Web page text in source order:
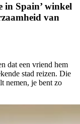
in Spain’ winkel
van
dat een vriend hem
stad reizen. Die
nemen, je bent zo